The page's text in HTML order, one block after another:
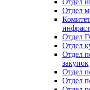
Отдел
Отдел
Отдел
Отдел
закупок
Отдел
Отдел